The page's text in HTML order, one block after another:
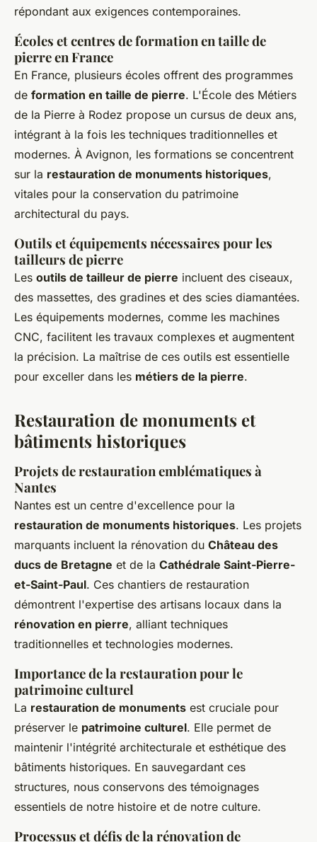
répondant aux exigences contemporaines.
Écoles et centres de formation en taille de
pierre en France
En France, plusieurs écoles offrent des programmes
de formation en taille de pierre. L'École des Métiers
de la Pierre à Rodez propose un cursus de deux ans,
intégrant à la fois les techniques traditionnelles et
modernes. À Avignon, les formations se concentrent
sur la restauration de monuments historiques,
vitales pour la conservation du patrimoine
architectural du pays.
Outils et équipements nécessaires pour les
tailleurs de pierre
Les outils de tailleur de pierre incluent des ciseaux,
des massettes, des gradines et des scies diamantées.
Les équipements modernes, comme les machines
CNC, facilitent les travaux complexes et augmentent
la précision. La maîtrise de ces outils est essentielle
pour exceller dans les métiers de la pierre.
Restauration de monuments et
bâtiments historiques
Projets de restauration emblématiques à
Nantes
Nantes est un centre d'excellence pour la
restauration de monuments historiques. Les projets
marquants incluent la rénovation du Château des
ducs de Bretagne et de la Cathédrale Saint-Pierre-
et-Saint-Paul. Ces chantiers de restauration
démontrent l'expertise des artisans locaux dans la
rénovation en pierre, alliant techniques
traditionnelles et technologies modernes.
Importance de la restauration pour le
patrimoine culturel
La restauration de monuments est cruciale pour
préserver le patrimoine culturel. Elle permet de
maintenir l'intégrité architecturale et esthétique des
bâtiments historiques. En sauvegardant ces
structures, nous conservons des témoignages
essentiels de notre histoire et de notre culture.
Processus et défis de la rénovation de